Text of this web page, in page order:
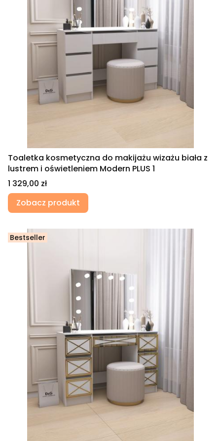
Toaletka kosmetyczna do makijażu wizażu biała z
lustrem i oświetleniem Modern PLUS 1
Cena
1 329,00 zł
Zobacz produkt
Bestseller